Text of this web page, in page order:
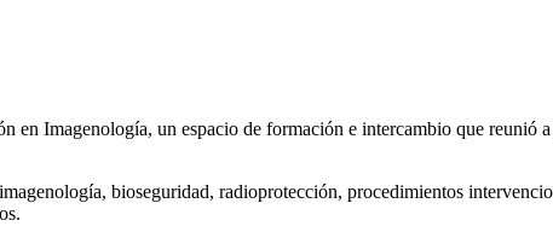
en Imagenología, un espacio de formación e intercambio que reunió
bioseguridad, radioprotección, procedimientos